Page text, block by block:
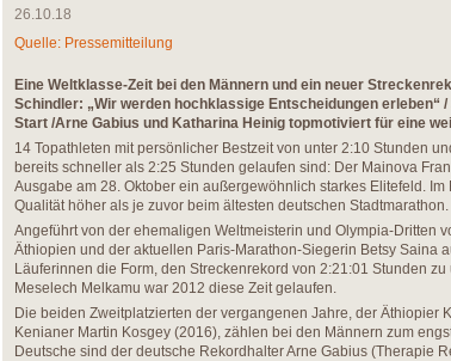
26.10.18
Quelle: Pressemitteilung
Eine Weltklasse-Zeit bei den Männern und ein neuer
Schindler: „Wir werden hochklassige Entscheidungen erleben“
Start /Arne Gabius und Katharina Heinig topmotiviert für eine
14 Topathleten mit persönlicher Bestzeit von unter 2:10 Stunden
bereits schneller als 2:25 Stunden gelaufen sind: Der Mainova
Ausgabe am 28. Oktober ein außergewöhnlich starkes Elitefeld.
Qualität höher als je zuvor beim ältesten deutschen Stadtmarathon.
Angeführt von der ehemaligen Weltmeisterin und Olympia-Dritten
Äthiopien und der aktuellen Paris-Marathon-Siegerin Betsy Saina
Läuferinnen die Form, den Streckenrekord von 2:21:01 Stunden
Meselech Melkamu war 2012 diese Zeit gelaufen.
Die beiden Zweitplatzierten der vergangenen Jahre, der Äthiopier
Kenianer Martin Kosgey (2016), zählen bei den Männern zum
Deutsche sind der deutsche Rekordhalter Arne Gabius (Therapie